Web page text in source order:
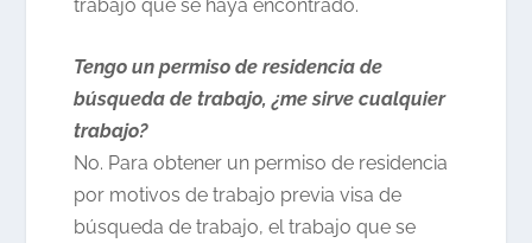
trabajo que se haya encontrado.
Tengo un permiso de residencia de
búsqueda de trabajo, ¿me sirve cualquier
trabajo?
No. Para obtener un permiso de residencia
por motivos de trabajo previa visa de
búsqueda de trabajo, el trabajo que se